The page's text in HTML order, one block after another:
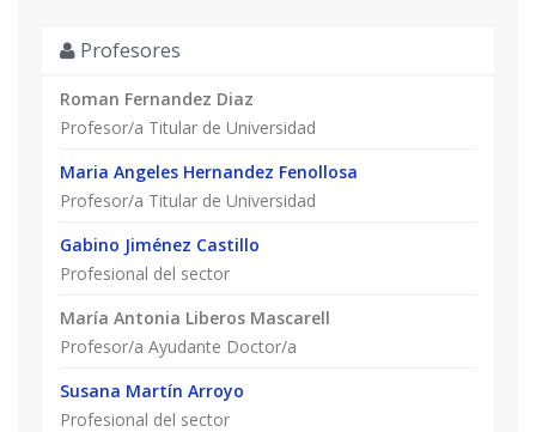
Profesores
Roman Fernandez Diaz
Profesor/a Titular de Universidad
Maria Angeles Hernandez Fenollosa
Profesor/a Titular de Universidad
Gabino Jiménez Castillo
Profesional del sector
María Antonia Liberos Mascarell
Profesor/a Ayudante Doctor/a
Susana Martín Arroyo
Profesional del sector